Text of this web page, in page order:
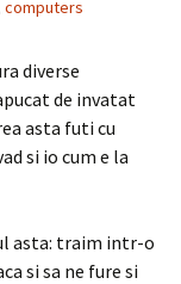
computers
diverse
de invatat
asta futi cu
si io cum e la
asta: traim intr-o
si sa ne fure si